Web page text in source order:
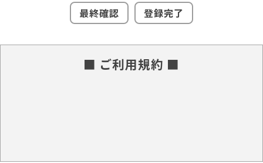
最終確認
登録完了
■ ご利用規約 ■